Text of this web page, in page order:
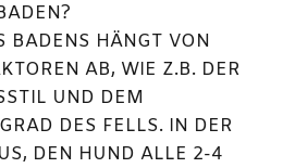
BADENS HÄNGT VON
AB, WIE Z.B. DER
UND DEM
DES FELLS. IN DER
DEN HUND ALLE 2-4